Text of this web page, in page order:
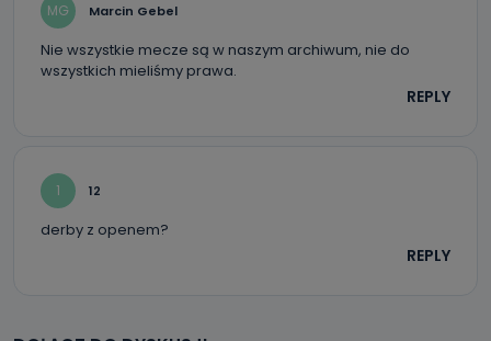
MG Marcin Gebel
Nie wszystkie mecze są w naszym archiwum, nie do
wszystkich mieliśmy prawa.
REPLY
1 12
derby z openem?
REPLY